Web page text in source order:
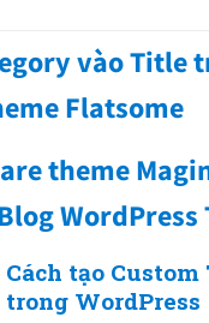
vào Title
Flatsome
theme
WordPress
Cách tạo
trong WordPress